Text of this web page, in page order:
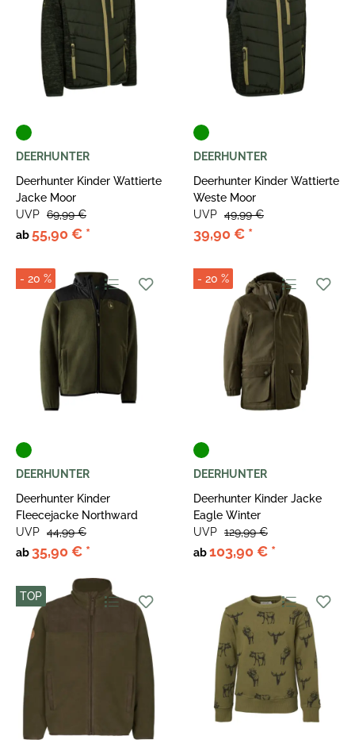
DEERHUNTER
Deerhunter Kinder Wattierte
Jacke Moor
ab 55,90 € *
UVP 69,99 €
DEERHUNTER
Deerhunter Kinder Wattierte
Weste Moor
39,90 € *
UVP 49,99 €
- 20 %
DEERHUNTER
Deerhunter Kinder
Fleecejacke Northward
ab 35,90 € *
UVP 44,99 €
- 20 %
DEERHUNTER
Deerhunter Kinder Jacke
Eagle Winter
ab103,90 € *
UVP 129,99 €
TOP